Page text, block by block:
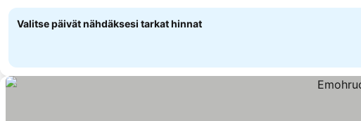
Valitse päivät nähdäksesi tarkat hinnat